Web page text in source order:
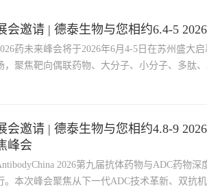
会邀请 | 德泰生物与您相约6.4-5
药未来峰会将于2026年6月4-5日在苏州盛大
，聚焦靶向偶联药物、大分子、小分子、多肽
会邀请 | 德泰生物与您相约4.8-9
峰会
2026第九届抗体药物与ADC药物
。本次峰会聚焦从下一代ADC技术革新、双抗